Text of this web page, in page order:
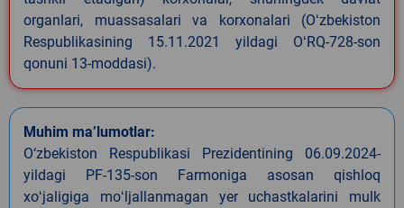
organlari, muassasalari va korxonalari (Oʻzbekiston
Respublikasining 15.11.2021 yildagi OʻRQ-728-son
qonuni 13-moddasi).
Muhim ma’lumotlar:
O‘zbekiston Respublikasi Prezidentining 06.09.2024-
yildagi PF-135-son Farmoniga asosan qishloq
xoʻjaligiga moʻljallanmagan yer uchastkalarini mulk